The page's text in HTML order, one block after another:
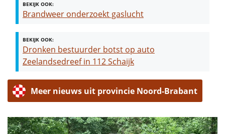
BEKIJK OOK:
Brandweer onderzoekt gaslucht
BEKIJK OOK:
Dronken bestuurder botst op auto
Zeelandsedreef in 112 Schaijk
Meer nieuws uit provincie Noord-Brabant